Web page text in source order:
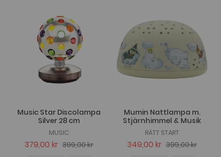
Music Star Discolampa
Silver 28 cm
MUSIC
379,00 kr 399,00 kr
Mumin Nattlampa m.
Stjärnhimmel & Musik
RÄTT START
349,00 kr 399,00 kr